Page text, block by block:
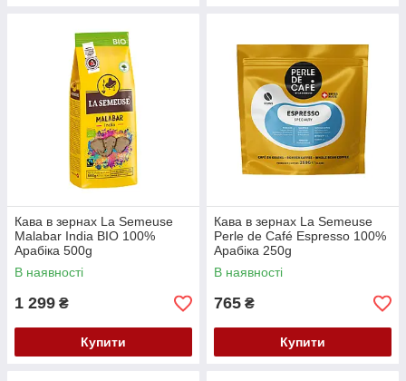
Кава в зернах La Semeuse
Malabar India BIO 100%
Арабіка 500g
В наявності
1 299 ₴
Купити
Кава в зернах La Semeuse
Perle de Café Espresso 100%
Арабіка 250g
В наявності
765 ₴
Купити